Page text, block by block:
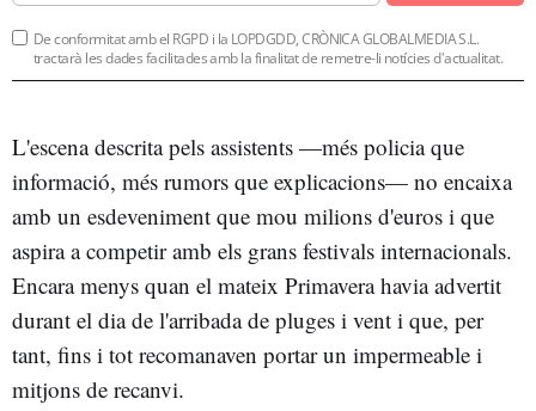
De conformitat amb el RGPD i la LOPDGDD, CRÒNICA GLOBALMEDIA S.L.
tractarà les dades facilitades amb la finalitat de remetre-li notícies d'actualitat.
L'escena descrita pels assistents —més policia que
informació, més rumors que explicacions— no encaixa
amb un esdeveniment que mou milions d'euros i que
aspira a competir amb els grans festivals internacionals.
Encara menys quan el mateix Primavera havia advertit
durant el dia de l'arribada de pluges i vent i que, per
tant, fins i tot recomanaven portar un impermeable i
mitjons de recanvi.